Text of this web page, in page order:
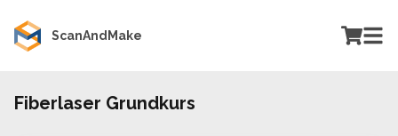
ScanAndMake
Fiberlaser Grundkurs